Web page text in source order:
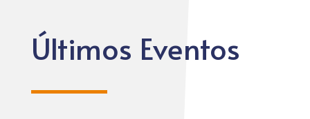
Últimos Eventos